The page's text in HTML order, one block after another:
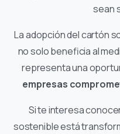
sean
La adopción del cartón
no solo beneficia al
representa una
empresas
Si te interesa
sostenible está